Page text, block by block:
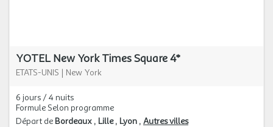
YOTEL New York Times Square 4*
ETATS-UNIS | New York
6 jours / 4 nuits
Formule Selon programme
Départ de Bordeaux Lille Lyon Autres villes